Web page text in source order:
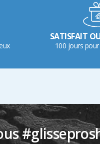
SATISFAIT
100 jours